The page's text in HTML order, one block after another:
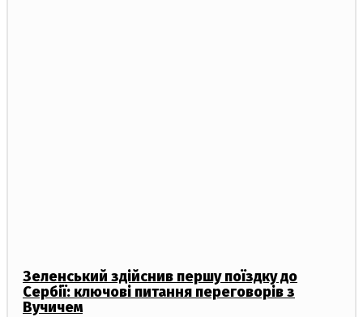
Зеленський здійснив першу поїздку до
Сербії: ключові питання переговорів з
Вучичем